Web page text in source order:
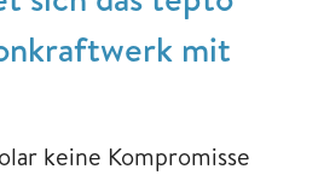
mit
keine Kompromisse